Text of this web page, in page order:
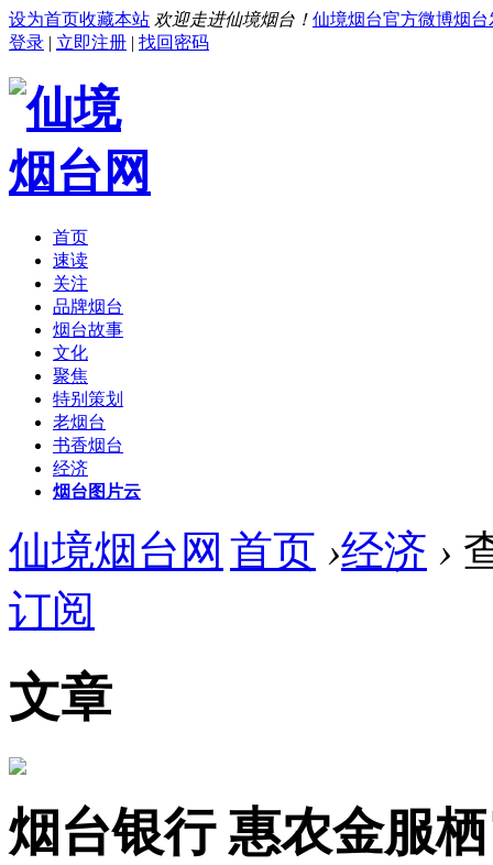
设为首页收藏本站 欢迎走进仙境烟台！ 仙境烟台官方微博烟台
登录 | 立即注册 | 找回密码
首页
速读
关注
品牌烟台
烟台故事
文化
聚焦
特别策划
老烟台
书香烟台
经济
烟台图片云
仙境烟台网 首页 ›经济 ›
订阅
文章
烟台银行 惠农金服